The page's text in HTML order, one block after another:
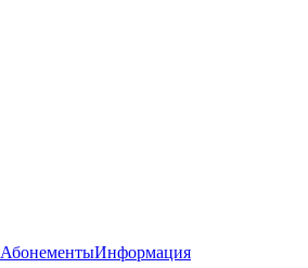
АбонементыИнформация